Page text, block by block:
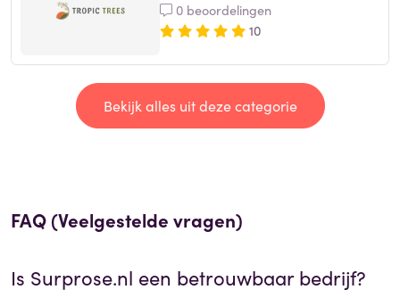
0 beoordelingen
10
Bekijk alles uit deze categorie
FAQ (Veelgestelde vragen)
Is Surprose.nl een betrouwbaar bedrijf?